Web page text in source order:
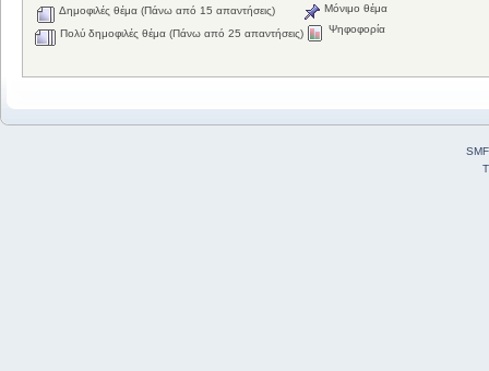
Δημοφιλές θέμα (Πάνω από 15 απαντήσεις)
Πολύ δημοφιλές θέμα (Πάνω από 25 απαντήσεις)
Μόνιμο θέμα
Ψηφοφορία